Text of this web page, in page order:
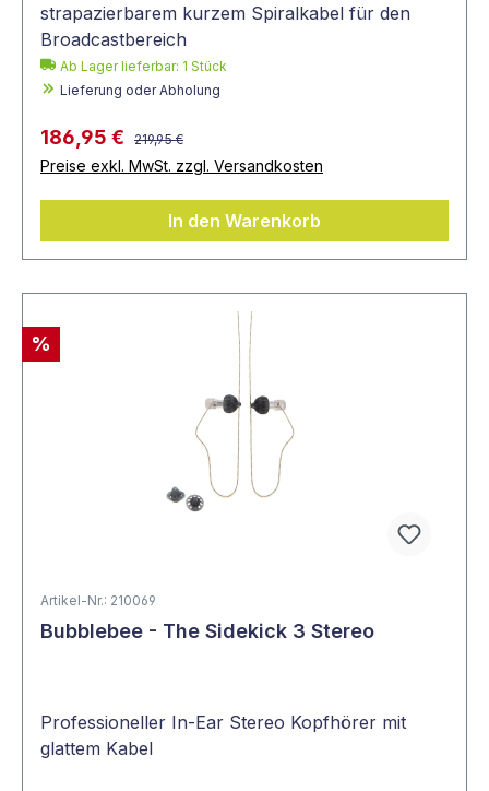
strapazierbarem kurzem Spiralkabel für den
Broadcastbereich
Ab Lager lieferbar: 1 Stück
Lieferung oder Abholung
186,95 € 219,95 €
Preise exkl. MwSt. zzgl. Versandkosten
In den Warenkorb
%
Artikel-Nr.: 210069
Bubblebee - The Sidekick 3 Stereo
Professioneller In-Ear Stereo Kopfhörer mit
glattem Kabel